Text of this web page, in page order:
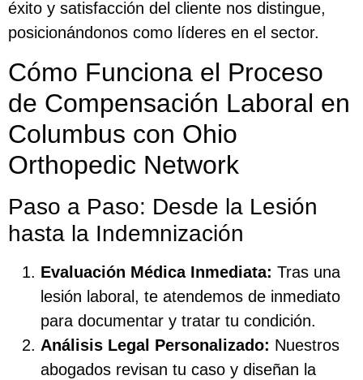
éxito y satisfacción del cliente nos distingue,
posicionándonos como líderes en el sector.
Cómo Funciona el Proceso
de Compensación Laboral en
Columbus con Ohio
Orthopedic Network
Paso a Paso: Desde la Lesión
hasta la Indemnización
Evaluación Médica Inmediata: Tras una
lesión laboral, te atendemos de inmediato
para documentar y tratar tu condición.
Análisis Legal Personalizado: Nuestros
abogados revisan tu caso y diseñan la